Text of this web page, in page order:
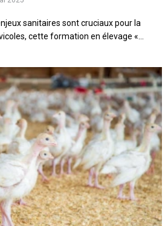
sanitaires sont cruciaux pour la
cette formation en élevage «...